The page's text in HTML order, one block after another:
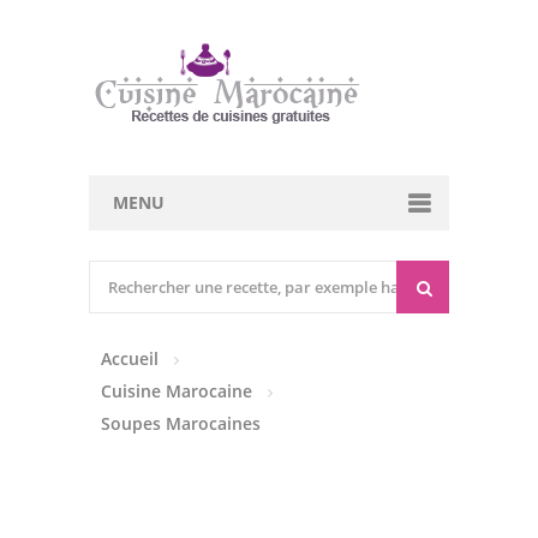
MENU
Entrées Froides
Accueil
Cuisine Marocaine
Soupes Marocaines